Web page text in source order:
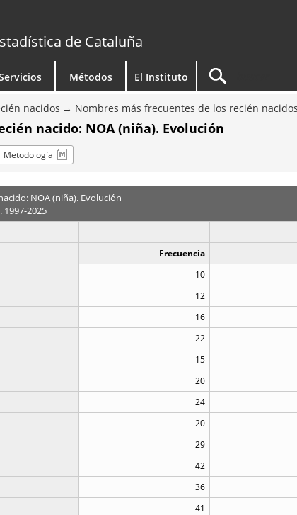
de Cataluña
Métodos El Instituto
nacidos Nombres más frecuentes de los recién nacidos
nacido: NOA (niña). Evolución
Metodología
NOA (niña). Evolución
1997-2025
Frecuencia
10
12
16
22
15
20
24
20
29
42
36
41